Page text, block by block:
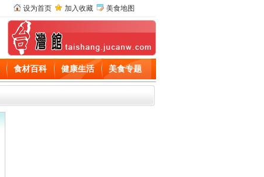
设为首页 加入收藏 美食地图
食材百科 健康生活 美食专题